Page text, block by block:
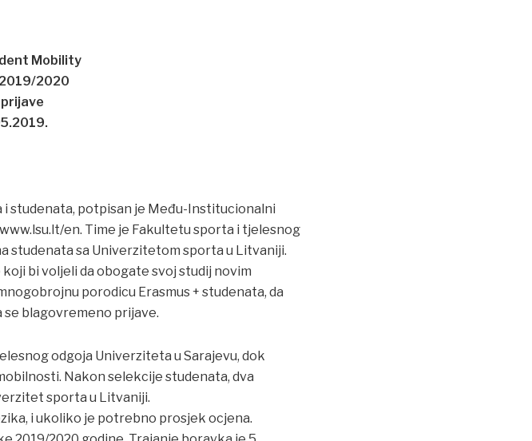
Mobility
2020
i studenata, potpisan je Među-Institucionalni
en. Time je Fakultetu sporta i tjelesnog
studenata sa Univerzitetom sporta u Litvaniji.
bi voljeli da obogate svoj studij novim
porodicu Erasmus + studenata, da
blagovremeno prijave.
odgoja Univerziteta u Sarajevu, dok
Nakon selekcije studenata, dva
sporta u Litvaniji.
i ukoliko je potrebno prosjek ocjena.